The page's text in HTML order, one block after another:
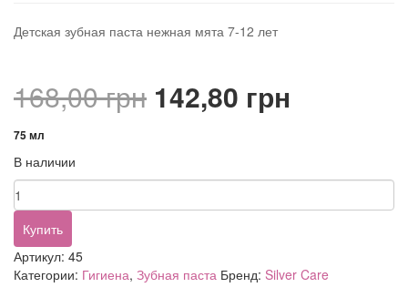
Детская зубная паста нежная мята 7-12 лет
168,00грн Первоначальная
составляла
168,00 грн.
142,80 грн
142,80
75 мл
В наличии
Количество
товара
Детская
зубная
паста
Silver
Купить
Артикул: 45
Категории: Гигиена, Зубная паста Бренд: Silver Care